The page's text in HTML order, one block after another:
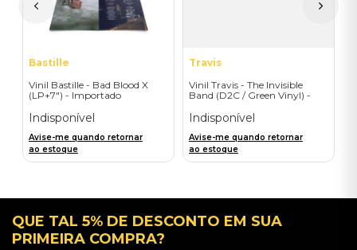
Bastille
Vinil Bastille - Bad Blood X
(LP+7") - Importado
Indisponível
Avise-me quando retornar
ao estoque
Travis
Vinil Travis - The Invisible
Band (D2C / Green Vinyl) -
Indisponível
Avise-me quando retornar
ao estoque
QUE TAL 5% DE DESCONTO EM SUA
PRIMEIRA COMPRA?